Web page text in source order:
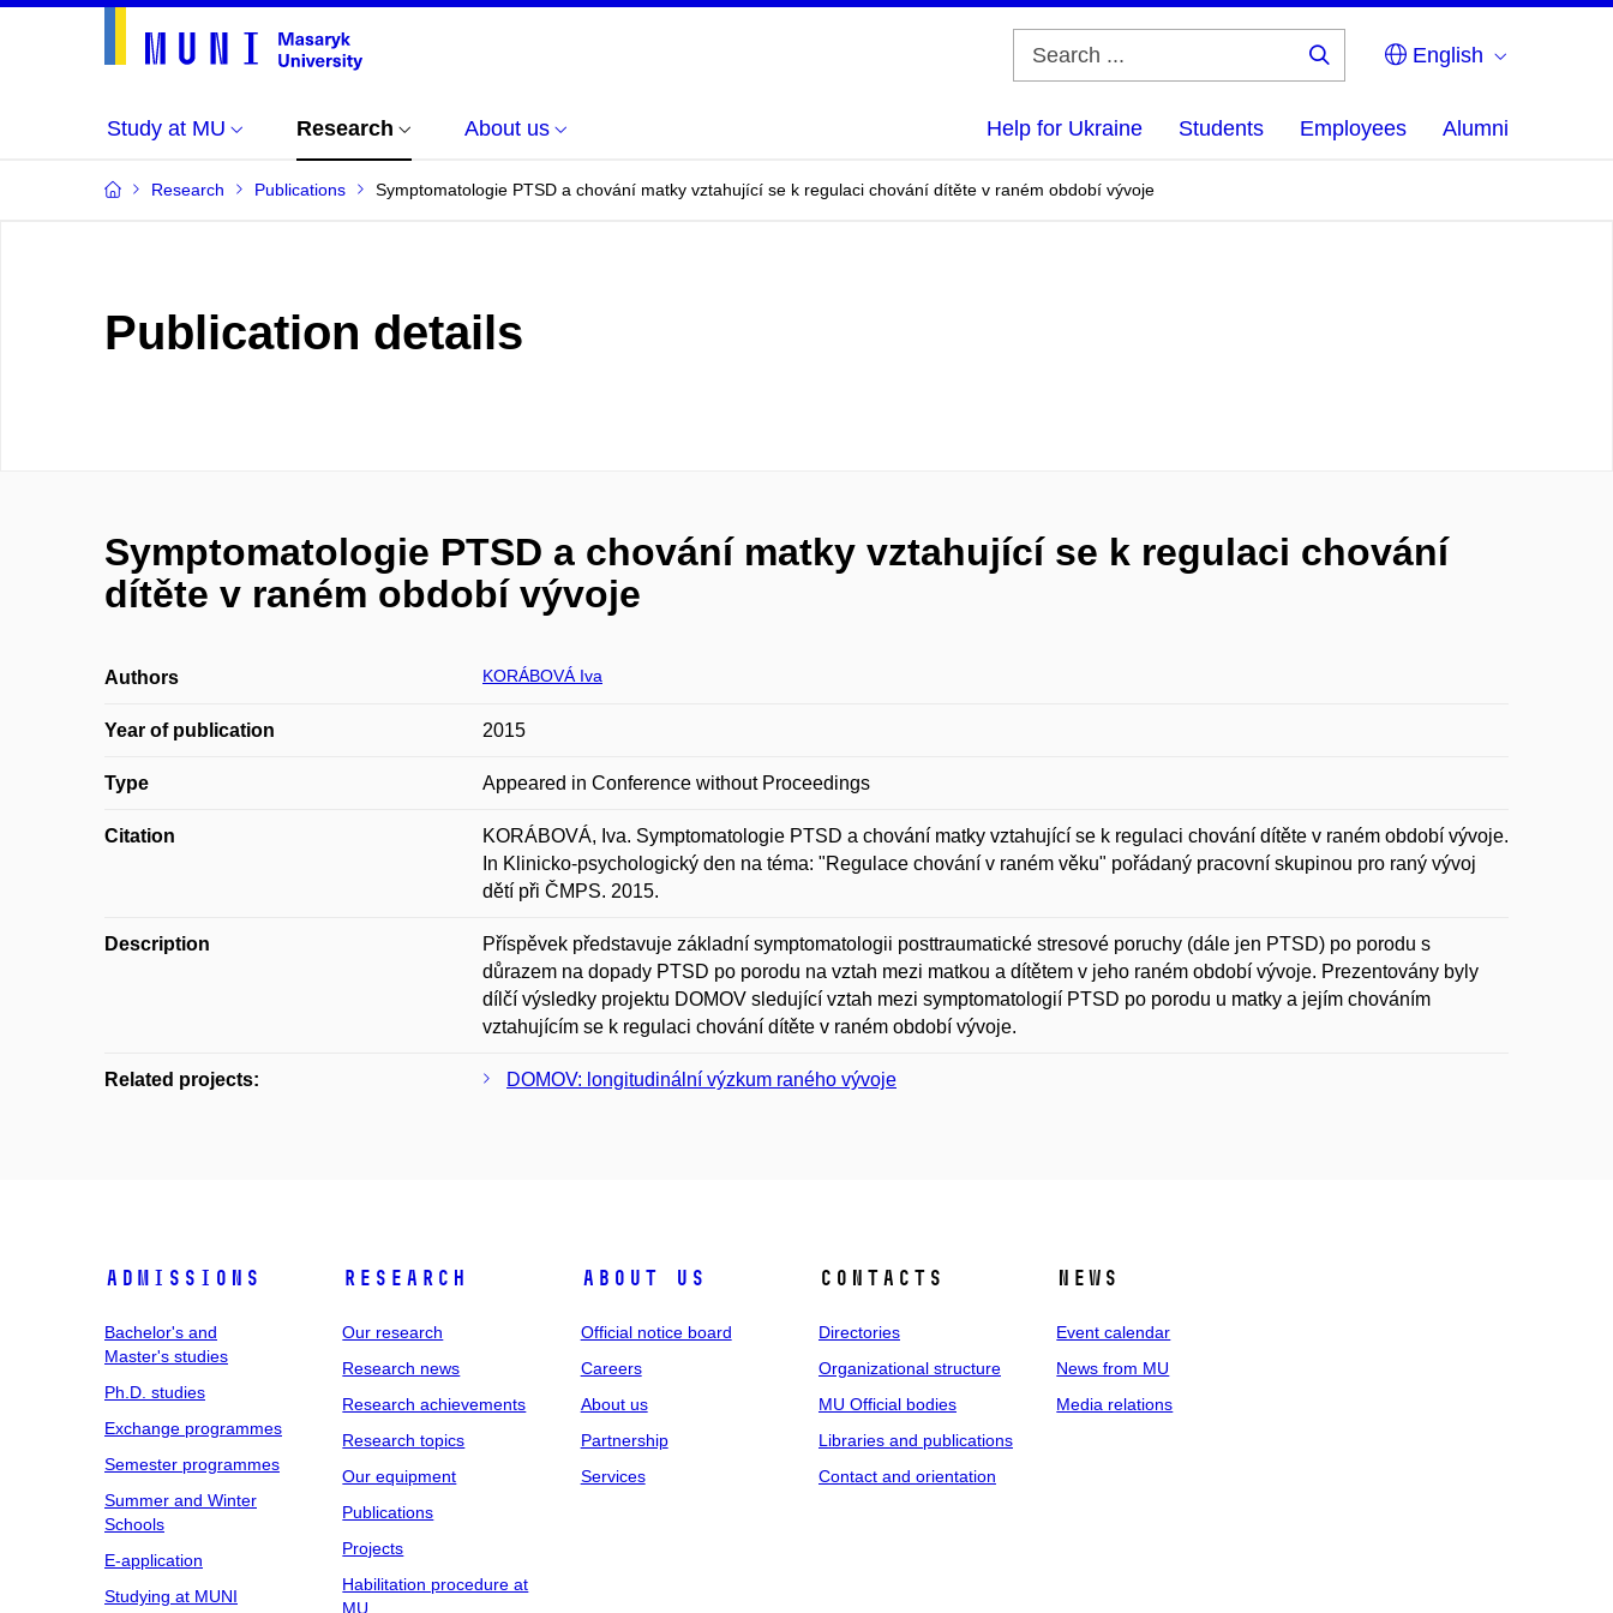
English
Study at MU Research About us Help for Ukraine Students Employees Alumni
Research Publications Symptomatologie PTSD a chování matky vztahující se k regulaci chování dítěte v raném období vývoje
Publication details
Symptomatologie PTSD a chování matky vztahující se k regulaci chování
dítěte v raném období vývoje
Authors KORÁBOVÁ Iva
Year of publication 2015
Type Appeared in Conference without Proceedings
Citation
KORÁBOVÁ, Iva. Symptomatologie PTSD a chování matky vztahující se k regulaci chování dítěte v raném období vývoje.
In Klinicko-psychologický den na téma: "Regulace chování v raném věku" pořádaný pracovní skupinou pro raný vývoj
dětí při ČMPS. 2015.
Description
Příspěvek představuje základní symptomatologii posttraumatické stresové poruchy (dále jen PTSD) po porodu s
důrazem na dopady PTSD po porodu na vztah mezi matkou a dítětem v jeho raném období vývoje. Prezentovány byly
dílčí výsledky projektu DOMOV sledující vztah mezi symptomatologií PTSD po porodu u matky a jejím chováním
vztahujícím se k regulaci chování dítěte v raném období vývoje.
Related projects: DOMOV: longitudinální výzkum raného vývoje
Admissions
Bachelor's and
Master's studies
Ph.D. studies
Exchange programmes
Semester programmes
Summer and Winter
Schools
E-application
Studying at MUNI
Research
Our research
Research news
Research achievements
Research topics
Our equipment
Publications
Projects
Habilitation procedure at
MU
About us
Official notice board
Careers
About us
Partnership
Services
Contacts
Directories
Organizational structure
MU Official bodies
Libraries and publications
Contact and orientation
News
Event calendar
News from MU
Media relations